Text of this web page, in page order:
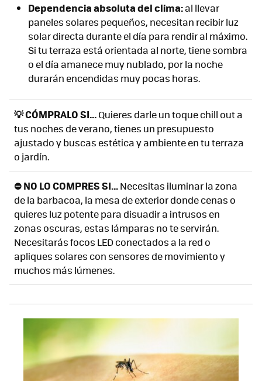
Dependencia absoluta del clima:al llevar
paneles solares pequeños, necesitan recibir luz
solar directa durante el día para rendir al máximo.
Si tu terraza está orientada al norte, tiene sombra
o el día amanece muy nublado, por la noche
durarán encendidas muy pocas horas.
💡 CÓMPRALO SI...Quieres darle un toque chill out a
tus noches de verano, tienes un presupuesto
ajustado y buscas estética y ambiente en tu terraza
o jardín.
⛔ NO LO COMPRES SI...Necesitas iluminar la zona
de la barbacoa, la mesa de exterior donde cenas o
quieres luz potente para disuadir a intrusos en
zonas oscuras, estas lámparas no te servirán.
Necesitarás focos LED conectados a la red o
apliques solares con sensores de movimiento y
muchos más lúmenes.